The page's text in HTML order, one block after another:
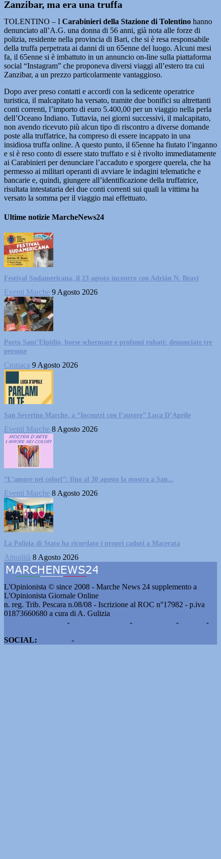
Zanzibar, ma era una truffa
TOLENTINO – I Carabinieri della Stazione di Tolentino hanno
denunciato all’A.G. una donna di 56 anni, già nota alle forze di
polizia, residente nella provincia di Bari, che si è resa responsabile
della truffa perpetrata ai danni di un 65enne del luogo. Alcuni mesi
fa, il 65enne si è imbattuto in un annuncio on-line sulla piattaforma
social “Instagram” che proponeva diversi viaggi all’estero tra cui
Zanzibar, a un prezzo particolarmente vantaggioso.
Dopo aver preso contatti e accordi con la sedicente operatrice
turistica, il malcapitato ha versato, tramite due bonifici su altrettanti
conti correnti, l’importo di euro 5.400,00 per un viaggio nella perla
dell’Oceano Indiano. Tuttavia, nei giorni successivi, il malcapitato,
non avendo ricevuto più alcun tipo di riscontro a diverse domande
poste alla truffatrice, ha compreso di essere incappato in una
insidiosa truffa online. A questo punto, il 65enne ha fiutato l’inganno
e si è reso conto di essere stato truffato e si è rivolto immediatamente
ai Carabinieri per denunciare l’accaduto e sporgere querela, che ha
permesso ai militari operanti di avviare le indagini telematiche e
bancarie e, quindi, giungere all’identificazione della truffatrice,
risultata intestataria dei due conti correnti sui quali la vittima ha
versato la somma per il viaggio mai effettuato.
Ultime notizie MarcheNews24
Festival Sudamericana, il 23 agosto incontro con Adrián N. Bravi
Eventi Marche 9 Agosto 2026
Porto Sant’Elpidio, borse schermate e profumi rubati: denunciate tre
persone
Cronaca 9 Agosto 2026
San Severino Marche, a “Incontri con l’autore” Luca D’Aprile
Eventi Marche 8 Agosto 2026
“L’amore nei colori”: fino al 30 agosto la mostra a San...
Eventi Marche 8 Agosto 2026
La Polizia di Stato ha ricordato i propri caduti a Macerata
Attualità 8 Agosto 2026
L'Opinionista © since 2008 - Marche News 24 supplemento a
L'Opinionista Giornale Online
n. reg. Trib. Pescara n.08/08 - Iscrizione al ROC n°17982 - p.iva
01873660680 a cura di A. Gulizia
- - -
-
SOCIAL:
-